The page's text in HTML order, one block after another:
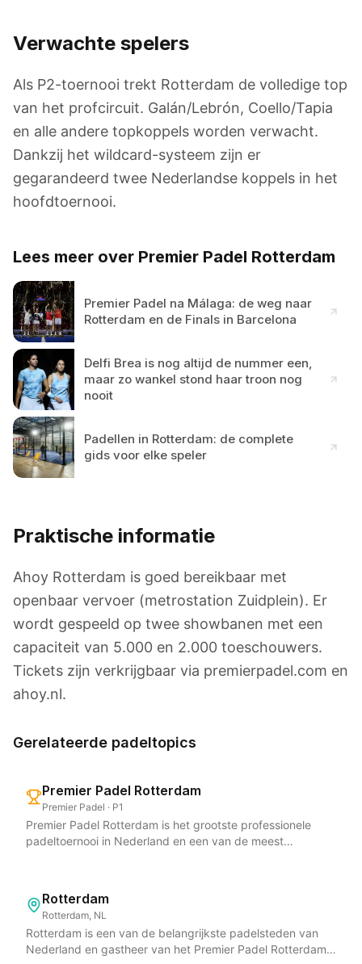
Verwachte spelers
Als P2-toernooi trekt Rotterdam de volledige top
van het profcircuit. Galán/Lebrón, Coello/Tapia
en alle andere topkoppels worden verwacht.
Dankzij het wildcard-systeem zijn er
gegarandeerd twee Nederlandse koppels in het
hoofdtoernooi.
Lees meer over Premier Padel Rotterdam
Premier Padel na Málaga: de weg naar
Rotterdam en de Finals in Barcelona
Delfi Brea is nog altijd de nummer een,
maar zo wankel stond haar troon nog
nooit
Padellen in Rotterdam: de complete
gids voor elke speler
Praktische informatie
Ahoy Rotterdam is goed bereikbaar met
openbaar vervoer (metrostation Zuidplein). Er
wordt gespeeld op twee showbanen met een
capaciteit van 5.000 en 2.000 toeschouwers.
Tickets zijn verkrijgbaar via premierpadel.com en
ahoy.nl.
Gerelateerde padeltopics
Premier Padel Rotterdam
Premier Padel · P1
Premier Padel Rotterdam is het grootste professionele
padeltoernooi in Nederland en een van de meest
met CUPRA als nieuwe hoofdsponsor. De Center Court
bevindt zich in de Ahoy Arena, terwijl de overige banen en
activiteiten in Hal 1 zijn ondergebracht. Premier Padel
Rotterdam trekt de absolute wereldtop naar Nederland en
Rotterdam
Rotterdam, NL
Rotterdam is een van de belangrijkste padelsteden van
Nederland en gastheer van het Premier Padel Rotterdam